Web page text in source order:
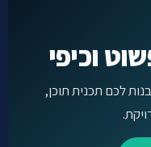
וכיפי
לכם תכנית תוכן,